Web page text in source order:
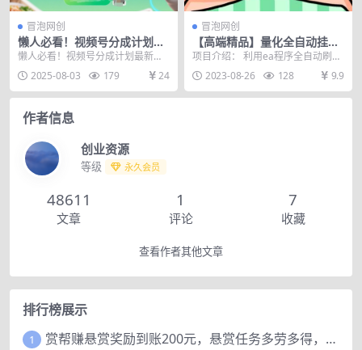
冒泡网创
懒人必看！视频号分成计划最
新玩法：手机一键生成视频，
秘】
懒人必看！视频号分成计划最新玩
法：手机一键生成视频，10秒一个
作品，日入1k+【...
2025-08-03 179 24
冒泡网创
【高端精品】量化全自动挂机
赚美金项目，单号一天50起
项目介绍： 利用ea程序全自动刷
单，平台成立有十年左右了，也是
市面上为数不多可以...
2023-08-26 128 9.9
作者信息
创业资源
等级 永久会员
48611
文章
1
评论
7
收藏
查看作者其他文章
排行榜展示
1 赏帮赚悬赏奖励到账200元，悬赏任务多劳多得，人人可做。